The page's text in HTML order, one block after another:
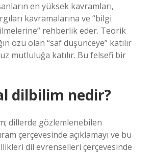
en yüksek kavramları,
kavramalarına ve “bilgi
rehberlik eder. Teorik
özü olan “saf düşünceye” katılır
mutluluğa katılır. Bu felsefi bir
dilbilim nedir?
dillerde gözlemlenebilen
çerçevesinde açıklamayı ve bu
dil evrenselleri çerçevesinde